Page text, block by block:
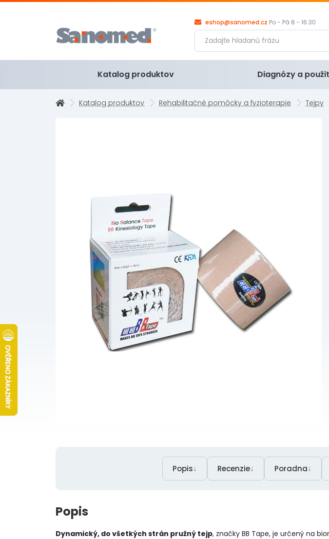
eshop@sanomed.cz Po - Pá 8 - 16:30
Katalog produktov Diagnózy a
Katalog produktov Rehabilitačné pomôcky a fyzioterapie Tejpy
Popis↓ Recenzie↓ Poradna↓
Popis
Dynamický, do všetkých strán pružný tejp, značky BB Tape, je určený na